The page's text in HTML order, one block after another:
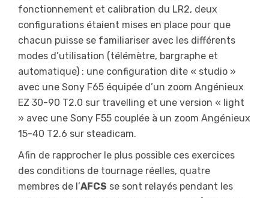
fonctionnement et calibration du LR2, deux
configurations étaient mises en place pour que
chacun puisse se familiariser avec les différents
modes d’utilisation (télémètre, bargraphe et
automatique) : une configuration dite « studio »
avec une Sony F65 équipée d’un zoom Angénieux
EZ 30-90 T2.0 sur travelling et une version « light
» avec une Sony F55 couplée à un zoom Angénieux
15-40 T2.6 sur steadicam.
Afin de rapprocher le plus possible ces exercices
des conditions de tournage réelles, quatre
membres de l’AFCS se sont relayés pendant les